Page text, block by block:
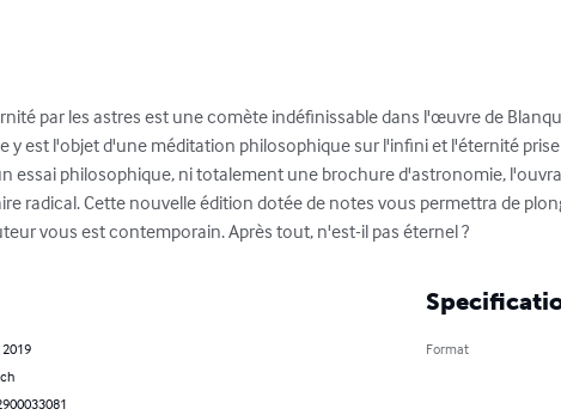
par les astres est une comète indéfinissable dans l'œuvre de
y est l'objet d'une méditation philosophique sur l'infini et l'éternité
essai philosophique, ni totalement une brochure d'astronomie,
radical. Cette nouvelle édition dotée de notes vous permettra de
vous est contemporain. Après tout, n'est-il pas éternel ?
2019
Format